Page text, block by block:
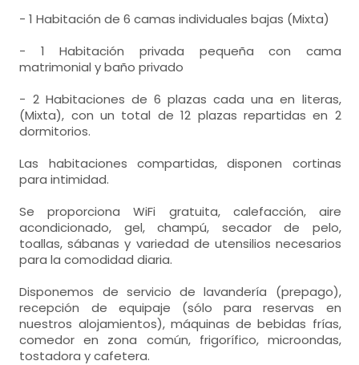
- 1 Habitación de 6 camas individuales bajas (Mixta)
- 1 Habitación privada pequeña con cama
matrimonial y baño privado
- 2 Habitaciones de 6 plazas cada una en literas,
(Mixta), con un total de 12 plazas repartidas en 2
dormitorios.
Las habitaciones compartidas, disponen cortinas
para intimidad.
Se proporciona WiFi gratuita, calefacción, aire
acondicionado, gel, champú, secador de pelo,
toallas, sábanas y variedad de utensilios necesarios
para la comodidad diaria.
Disponemos de servicio de lavandería (prepago),
recepción de equipaje (sólo para reservas en
nuestros alojamientos), máquinas de bebidas frías,
comedor en zona común, frigorífico, microondas,
tostadora y cafetera.